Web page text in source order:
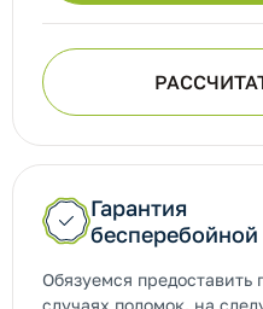
Гарантия
Обязуемся предоставить
случаях поломок, на